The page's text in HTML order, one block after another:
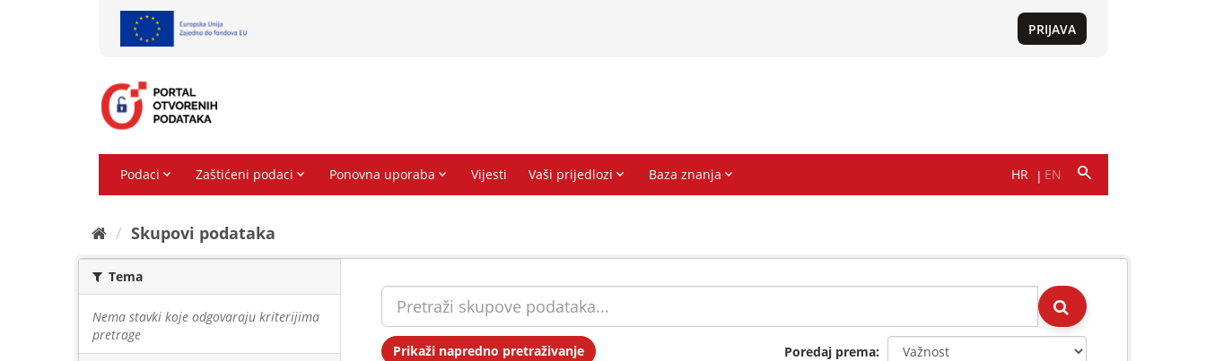
Skupovi podаtаkа
Tema
Nema stavki koje odgovaraju kriterijima
pretrage
Prikaži napredno pretraživanje Poredaj prema